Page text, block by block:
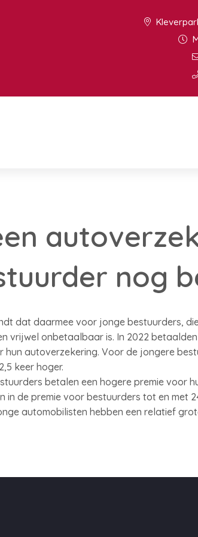
nog
dat daarmee voor jonge bestuurders,
vrijwel onbetaalbaar is. In 2022
hun autoverzekering. Voor de jongere
keer hoger.
betalen een hogere premie voor
in de premie voor bestuurders tot en met
automobilisten hebben een relatief